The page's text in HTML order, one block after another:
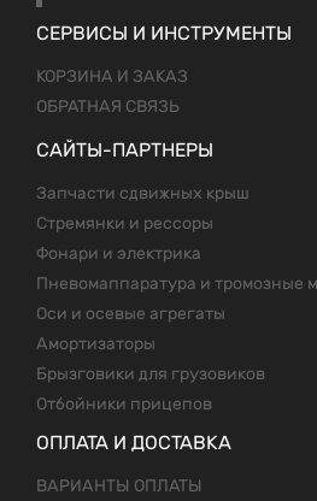
СЕРВИСЫ И ИНСТРУМЕНТЫ
КОРЗИНА И ЗАКАЗ
ОБРАТНАЯ СВЯЗЬ
САЙТЫ-ПАРТНЕРЫ
Запчасти сдвижных крыш
Стремянки и рессоры
Фонари и электрика
Пневомаппаратура и тромозные
Оси и осевые агрегаты
Амортизаторы
Брызговики для грузовиков
Отбойники прицепов
ОПЛАТА И ДОСТАВКА
ВАРИАНТЫ ОПЛАТЫ